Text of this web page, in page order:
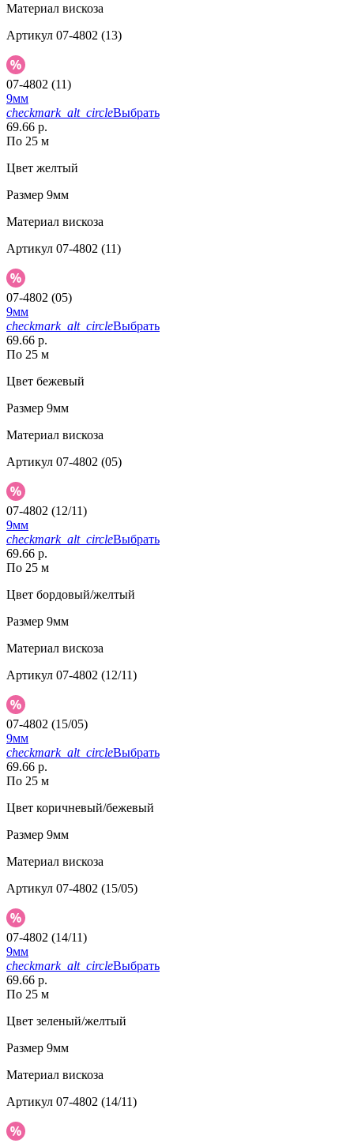
Материал вискоза
Артикул 07-4802 (13)
07-4802 (11)
9мм
checkmark_alt_circleВыбрать
69.66 р.
По 25 м
Цвет желтый
Размер 9мм
Материал вискоза
Артикул 07-4802 (11)
07-4802 (05)
9мм
checkmark_alt_circleВыбрать
69.66 р.
По 25 м
Цвет бежевый
Размер 9мм
Материал вискоза
Артикул 07-4802 (05)
07-4802 (12/11)
9мм
checkmark_alt_circleВыбрать
69.66 р.
По 25 м
Цвет бордовый/желтый
Размер 9мм
Материал вискоза
Артикул 07-4802 (12/11)
07-4802 (15/05)
9мм
checkmark_alt_circleВыбрать
69.66 р.
По 25 м
Цвет коричневый/бежевый
Размер 9мм
Материал вискоза
Артикул 07-4802 (15/05)
07-4802 (14/11)
9мм
checkmark_alt_circleВыбрать
69.66 р.
По 25 м
Цвет зеленый/желтый
Размер 9мм
Материал вискоза
Артикул 07-4802 (14/11)